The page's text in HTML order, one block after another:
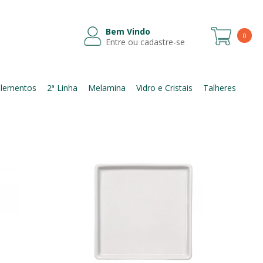
0
Bem Vindo
Entre ou cadastre-se
2ª Linha Melamina Vidro e Cristais Talheres